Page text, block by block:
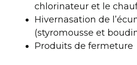
chlorinateur et le
Hivernasation de
(styromousse et
Produits de fermeture